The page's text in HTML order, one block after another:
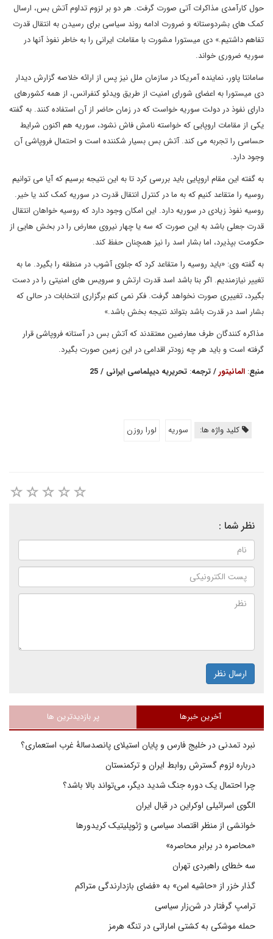
حول کارآمدی مذاکرات آتی صورت گرفت. هر دو بر لزوم تداوم آتش بس، ارسال
کمک های بشردوستانه و ضرورت ادامه روند سیاسی برای رسیدن به انتقال قدرت
تفاهم داشتیم.» دی میستورا مشورت با مقامات ایرانی را به خاطر نفوذ آنها در
سوریه ضروری خواند.
سامانتا پاور، نماینده آمریکا در سازمان ملل نیز پس از ارائه خلاصه گزارش دیدار
دی میستورا به اعضای شورای امنیت از طریق ویدئو کنفرانس، از همه کشورهای
دارای نفوذ در دولت سوریه خواست که در زمان حاضر از آن استفاده کنند. به گفته
یکی از مقامات اروپایی که خواسته نامش فاش نشود، سوریه هم اکنون شرایط
حساسی را تجربه می کند. آتش بس بسیار شکننده است و احتمال فروپاشی آن
وجود دارد.
به گفته این مقام اروپایی باید بررسی کرد تا به این نتیجه برسیم که آیا می توانیم
روسیه را متقاعد کنیم که به ما در کنترل انتقال قدرت در سوریه کمک کند یا خیر.
روسیه نفوذ زیادی در سوریه دارد. این امکان وجود دارد که روسیه خواهان انتقال
قدرت جعلی باشد به این صورت که سه یا چهار نیروی معارض را در بخش هایی از
حکومت بپذیرد، اما بشار اسد را نیز همچنان حفظ کند.
به گفته وی: «باید روسیه را متقاعد کرد که جلوی آشوب در منطقه را بگیرد. ما به
تغییر نیازمندیم. اگر بنا باشد اسد قدرت ارتش و سرویس های امنیتی را در دست
بگیرد، تغییری صورت نخواهد گرفت. فکر نمی کنم برگزاری انتخابات در حالی که
بشار اسد در قدرت باشد بتواند نتیجه بخش باشد.»
مذاکره کنندگان طرف معارضین معتقدند که آتش بس در آستانه فروپاشی قرار
گرفته است و باید هر چه زودتر اقدامی در این زمین صورت بگیرد.
منبع: المانیتور/ترجمه: تحریریه دیپلماسی ایرانی / 25
کلید واژه ها: سوریه لورا روزن
نظر شما :
ارسال نظر
آخرین خبرها پر بازدیدترین ها
نبرد تمدنی در خلیج فارس و پایان استیلای پانصدسالۀ غرب استعماری؟
درباره لزوم گسترش روابط ایران و ترکمنستان
چرا احتمال یک دوره جنگ شدید دیگر، می‌تواند بالا باشد؟
الگوی اسرائیلی اوکراین در قبال ایران
خوانشی از منظر اقتصاد سیاسی و ژئوپلیتیک کریدورها
«محاصره در برابر محاصره»
سه خطای راهبردی تهران
گذار خزر از «حاشیه امن» به «فضای بازدارندگی متراکم
ترامپ گرفتار در شن‌زار سیاسی
حمله موشکی به کشتی اماراتی در تنگه هرمز